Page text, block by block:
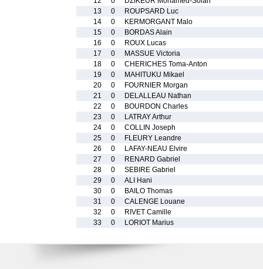
13
0
ROUPSARD Luc
14
0
KERMORGANT Malo
15
0
BORDAS Alain
16
0
ROUX Lucas
17
0
MASSUE Victoria
18
0
CHERICHES Toma-Anton
19
0
MAHITUKU Mikael
20
0
FOURNIER Morgan
21
0
DELALLEAU Nathan
22
0
BOURDON Charles
23
0
LATRAY Arthur
24
0
COLLIN Joseph
25
0
FLEURY Leandre
26
0
LAFAY-NEAU Elvire
27
0
RENARD Gabriel
28
0
SEBIRE Gabriel
29
0
ALI Hani
30
0
BAILO Thomas
31
0
CALENGE Louane
32
0
RIVET Camille
33
0 LORIOT Marius